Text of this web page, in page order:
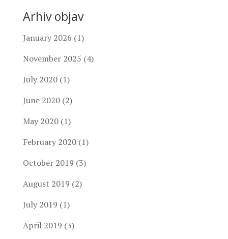
Arhiv objav
January 2026 (1)
November 2025 (4)
July 2020(1)
June 2020(2)
May 2020(1)
February 2020(1)
October 2019 (3)
August 2019 (2)
July 2019 (1)
April 2019 (3)